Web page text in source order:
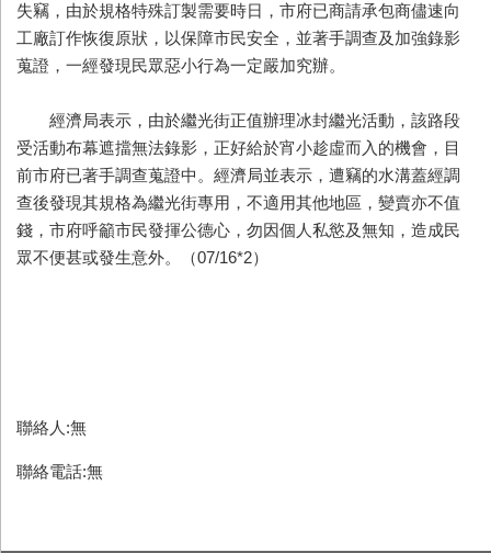
失竊，由於規格特殊訂製需要時日，市府已商請承包商儘速向
工廠訂作恢復原狀，以保障市民安全，並著手調查及加強錄影
蒐證，一經發現民眾惡小行為一定嚴加究辦。
經濟局表示，由於繼光街正值辦理冰封繼光活動，該路段
受活動布幕遮擋無法錄影，正好給於宵小趁虛而入的機會，目
前市府已著手調查蒐證中。經濟局並表示，遭竊的水溝蓋經調
查後發現其規格為繼光街專用，不適用其他地區，變賣亦不值
錢，市府呼籲市民發揮公德心，勿因個人私慾及無知，造成民
眾不便甚或發生意外。（07/16*2）
聯絡人:無
聯絡電話:無